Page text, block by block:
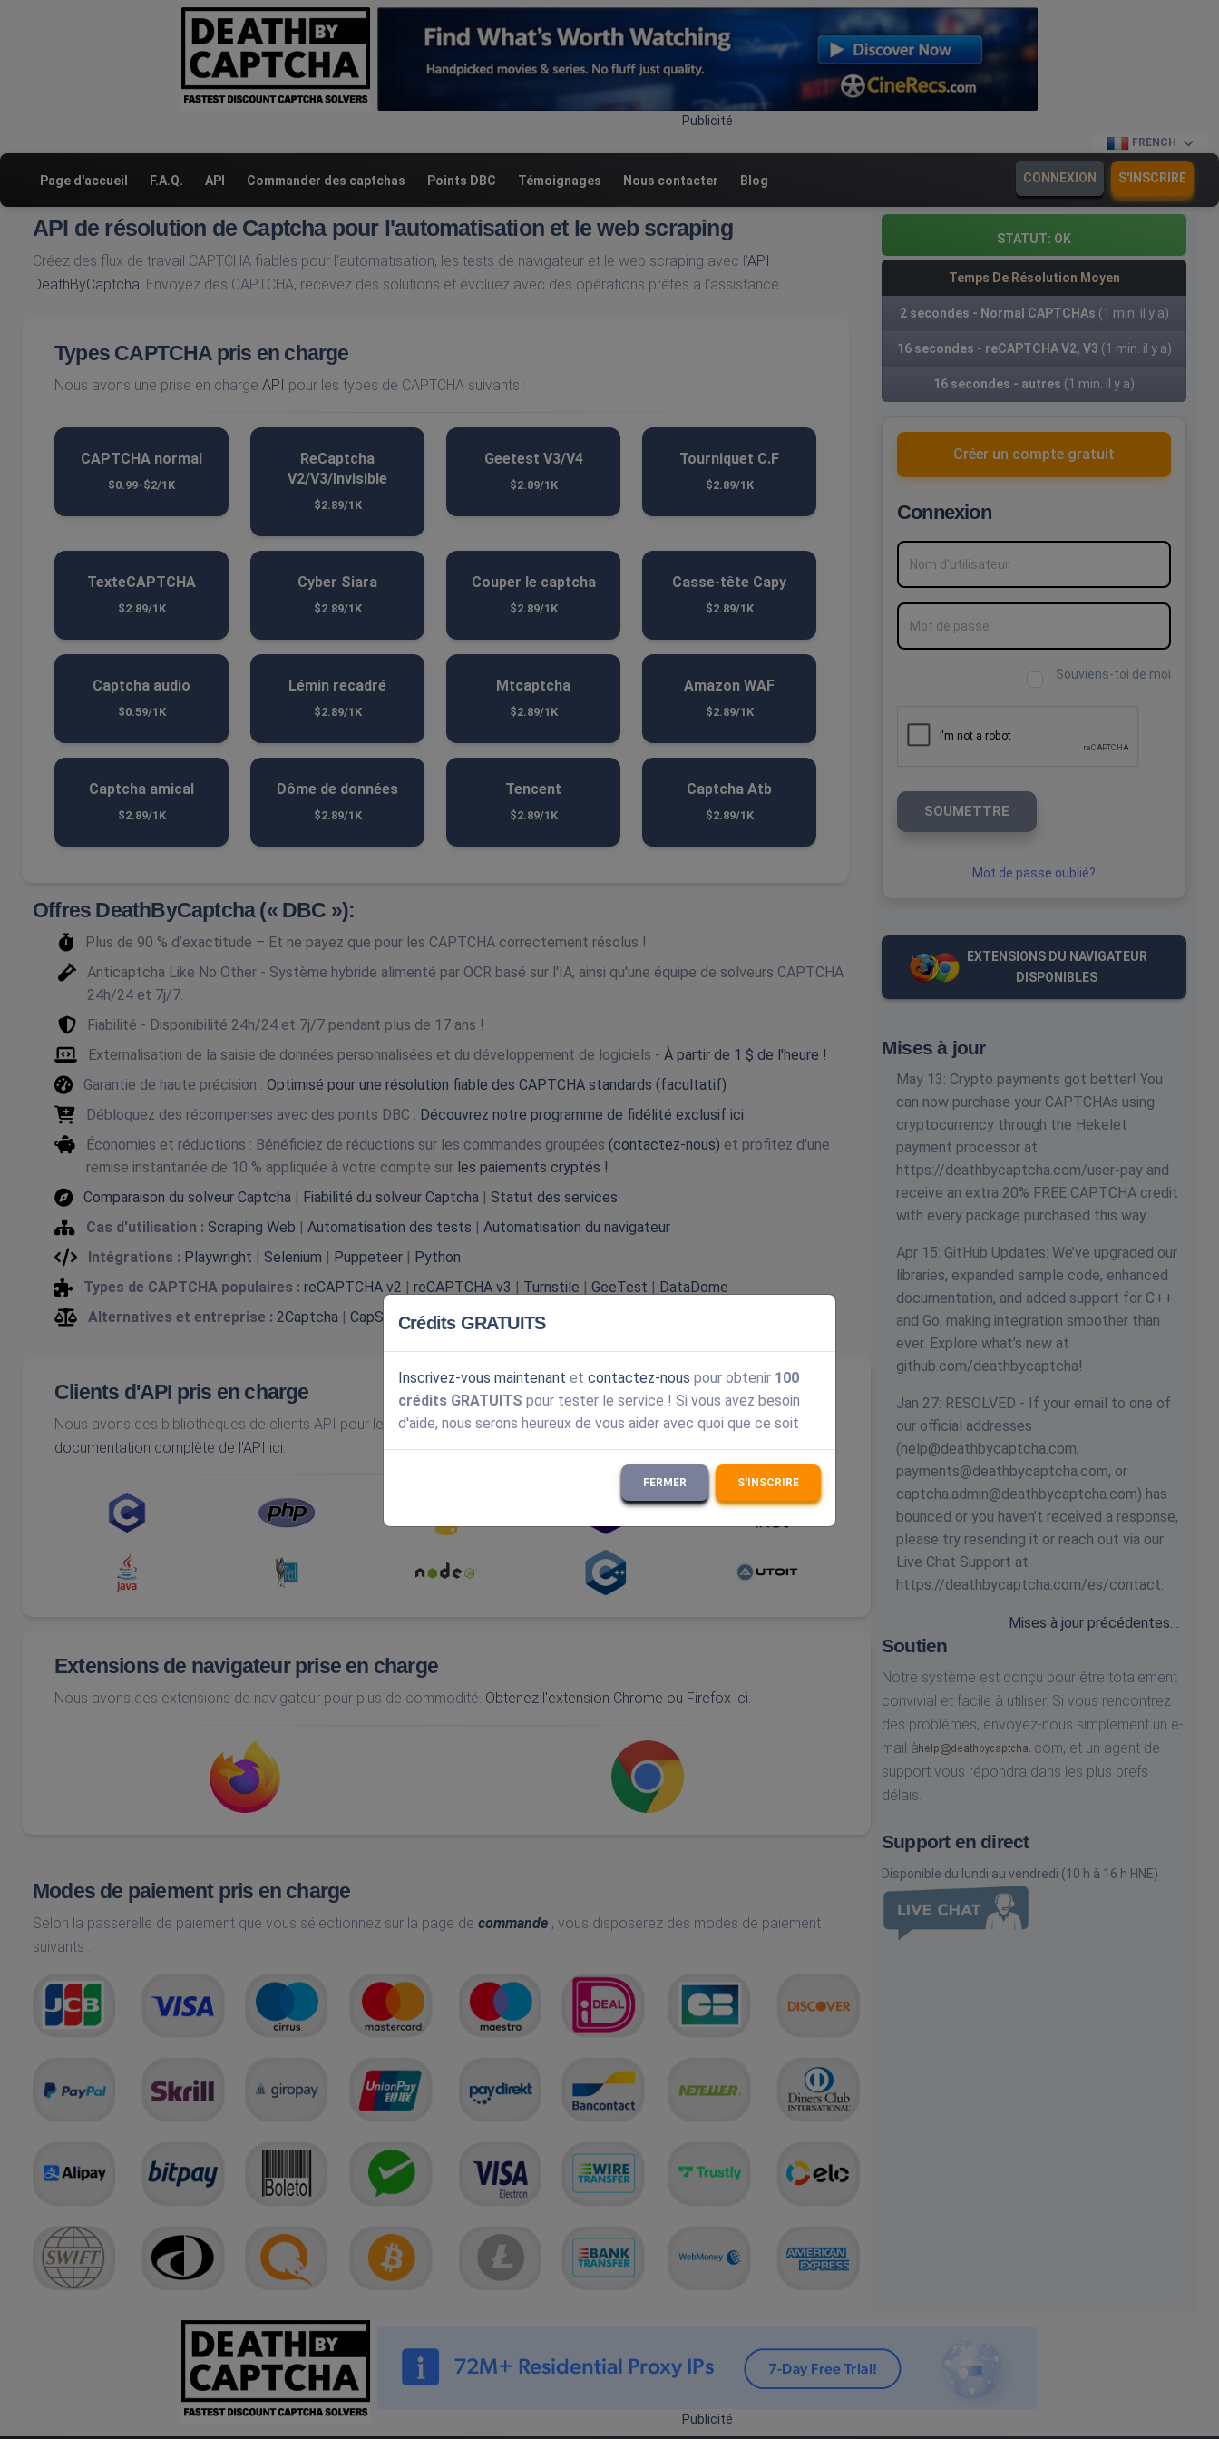
Publicité
FRENCH
Page d'accueil F.A.Q. API Commander des captchas Points DBC Témoignages Nous contacter Blog CONNEXION S'INSCRIRE
API de résolution de Captcha pour l'automatisation et le web scraping
Créez des flux de travail CAPTCHA fiables pour l'automatisation, les tests de navigateur et le web scraping avec l'API
DeathByCaptcha. Envoyez des CAPTCHA, recevez des solutions et évoluez avec des opérations prêtes à l'assistance.
Types CAPTCHA pris en charge
Nous avons une prise en charge API pour les types de CAPTCHA suivants :
CAPTCHA normal
$0.99-$2/1K
ReCaptcha
V2/V3/Invisible
$2.89/1K
Geetest V3/V4
$2.89/1K
Tourniquet C.F
$2.89/1K
TexteCAPTCHA
$2.89/1K
Cyber ​​Siara
$2.89/1K
Couper le captcha
$2.89/1K
Casse-tête Capy
$2.89/1K
Captcha audio
$0.59/1K
Lémin recadré
$2.89/1K
Mtcaptcha
$2.89/1K
Amazon WAF
$2.89/1K
Captcha amical
$2.89/1K
Dôme de données
$2.89/1K
Tencent
$2.89/1K
Captcha Atb
$2.89/1K
Offres DeathByCaptcha (« DBC »):
Plus de 90 % d’exactitude – Et ne payez que pour les CAPTCHA correctement résolus !
Anticaptcha Like No Other - Système hybride alimenté par OCR basé sur l'IA, ainsi qu'une équipe de solveurs CAPTCHA
24h/24 et 7j/7.
Fiabilité - Disponibilité 24h/24 et 7j/7 pendant plus de 17 ans !
Externalisation de la saisie de données personnalisées et du développement de logiciels - À partir de 1 $ de l'heure !
Garantie de haute précision : Optimisé pour une résolution fiable des CAPTCHA standards (facultatif)
Débloquez des récompenses avec des points DBC : Découvrez notre programme de fidélité exclusif ici
Économies et réductions : Bénéficiez de réductions sur les commandes groupées (contactez-nous) et profitez d'une
remise instantanée de 10 % appliquée à votre compte sur les paiements cryptés !
Comparaison du solveur Captcha | Fiabilité du solveur Captcha | Statut des services
Cas d'utilisation : Scraping Web | Automatisation des tests | Automatisation du navigateur
Intégrations : Playwright | Selenium | Puppeteer | Python
Types de CAPTCHA populaires : reCAPTCHA v2 | reCAPTCHA v3 | Turnstile | GeeTest | DataDome
Alternatives et entreprise : 2Captcha | CapSolver|Anti-Captcha |Solution captcha d'entreprise
Clients d'API pris en charge
Nous avons des bibliothèques de clients API pour les langages de programmation les plus populaires.Explorez la
documentation complète de l'API ici.
Extensions de navigateur prise en charge
Nous avons des extensions de navigateur pour plus de commodité. Obtenez l'extension Chrome ou Firefox ici.
Modes de paiement pris en charge
Selon la passerelle de paiement que vous sélectionnez sur la page de commande , vous disposerez des modes de paiement
suivants :
STATUT: OK
Temps De Résolution Moyen
2 secondes - Normal CAPTCHAs (1 min. il y a)
16 secondes - reCAPTCHA V2, V3 (1 min. il y a)
16 secondes - autres (1 min. il y a)
Créer un compte gratuit
Connexion
Nom d'utilisateur
Mot de passe
Souviens-toi de moi
SOUMETTRE
Mot de passe oublié?
EXTENSIONS DU NAVIGATEUR
DISPONIBLES
Mises à jour
May 13: Crypto payments got better! You
can now purchase your CAPTCHAs using
cryptocurrency through the Hekelet
payment processor at
https://deathbycaptcha.com/user-pay and
receive an extra 20% FREE CAPTCHA credit
with every package purchased this way.
Apr 15: GitHub Updates: We’ve upgraded our
libraries, expanded sample code, enhanced
documentation, and added support for C++
and Go, making integration smoother than
ever. Explore what’s new at
github.com/deathbycaptcha!
Jan 27: RESOLVED - If your email to one of
our official addresses
(help@deathbycaptcha.com,
payments@deathbycaptcha.com, or
captcha.admin@deathbycaptcha.com) has
bounced or you haven’t received a response,
please try resending it or reach out via our
Live Chat Support at
https://deathbycaptcha.com/es/contact.
Mises à jour précédentes…
Soutien
Notre système est conçu pour être totalement
convivial et facile à utiliser. Si vous rencontrez
des problèmes, envoyez-nous simplement un e-
mail à
com, et un agent de
support vous répondra dans les plus brefs
délais.
Support en direct
Disponible du lundi au vendredi (10 h à 16 h HNE)
Publicité
Crédits GRATUITS
Inscrivez-vous maintenant et contactez-nous pour obtenir 100
crédits GRATUITS pour tester le service ! Si vous avez besoin
d'aide, nous serons heureux de vous aider avec quoi que ce soit
FERMER S'INSCRIRE